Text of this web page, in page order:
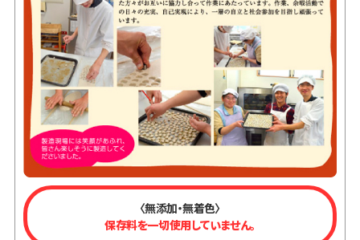
〈無添加・無着色〉
保存料を一切使用していません。